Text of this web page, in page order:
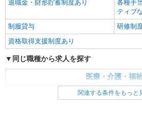
退職金・財形貯蓄制度あり
各種手
ティブ
制服貸与
研修制
資格取得支援制度あり
同じ職種から求人を探す
医療・介護・福
看護師・保健師・看護助手・助産師
関連する条件をもっと